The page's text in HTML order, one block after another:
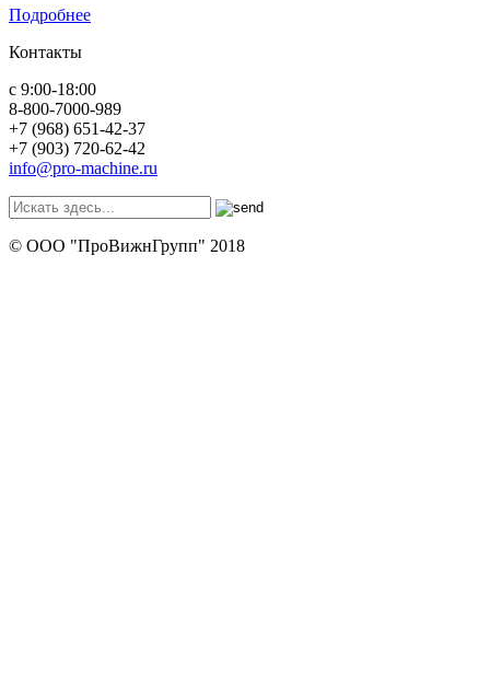
Подробнее
Контакты
с 9:00-18:00
8-800-7000-989
+7 (968) 651-42-37
+7 (903) 720-62-42
info@pro-machine.ru
© ООО "ПроВижнГрупп" 2018